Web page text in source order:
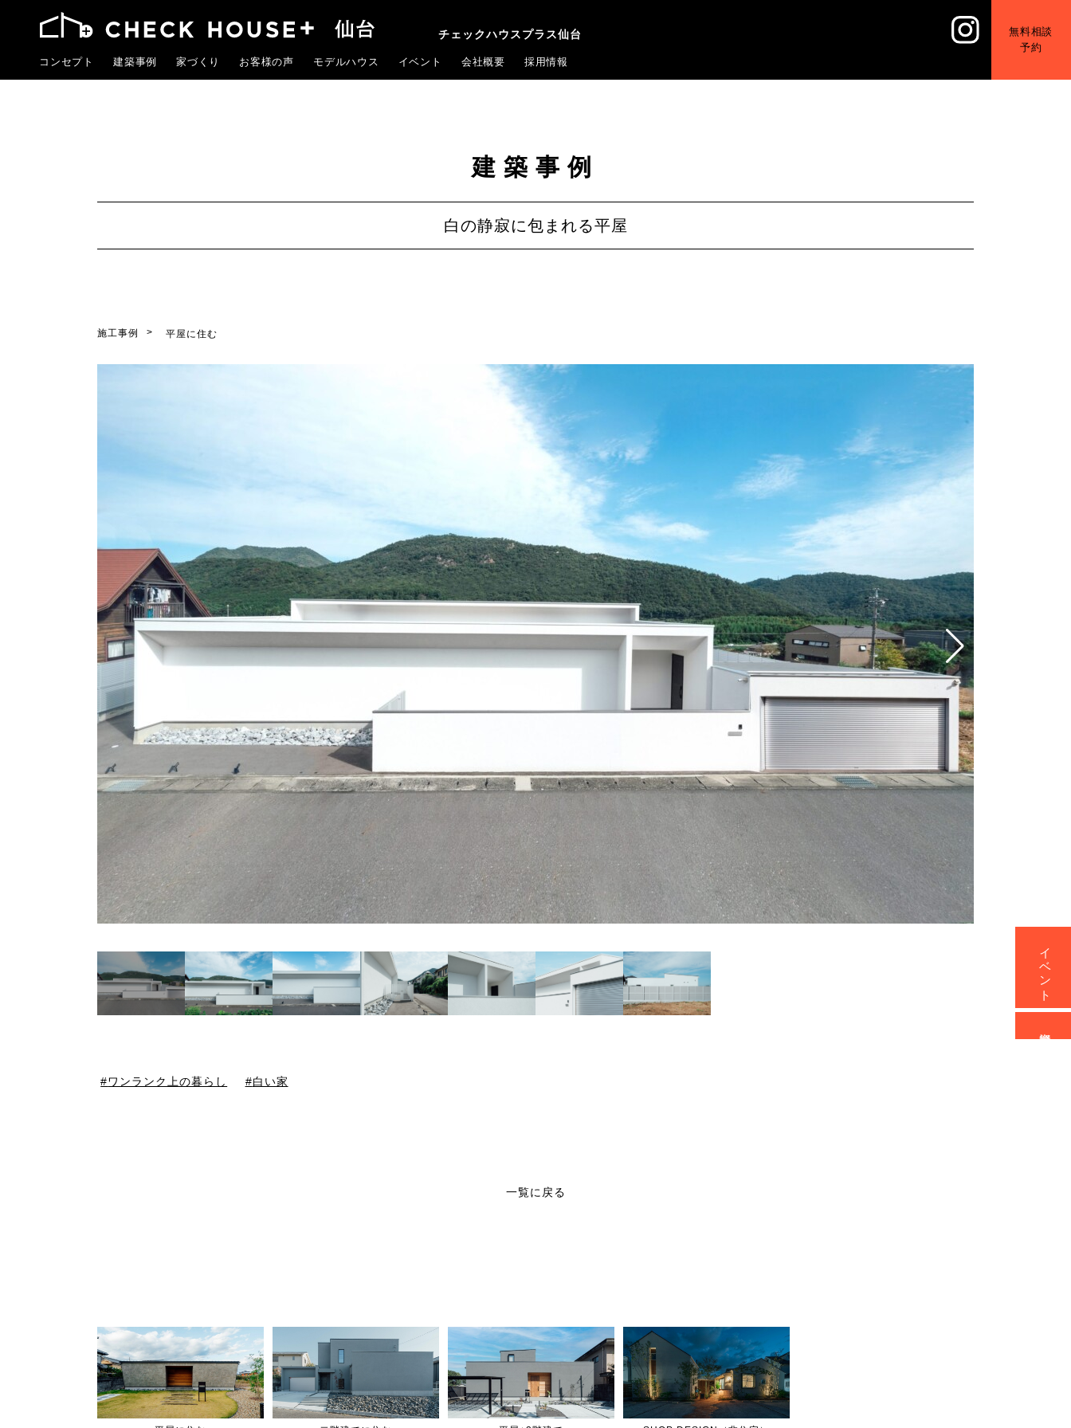
チェックハウスプラス仙台
コンセプト 建築事例 家づくり お客様の声 モデルハウス イベント 会社概要 採用情報
無料相談
予約
建築事例
白の静寂に包まれる平屋
施工事例 平屋に住む
ワンランク上の暮らし 白い家
一覧に戻る
イベント